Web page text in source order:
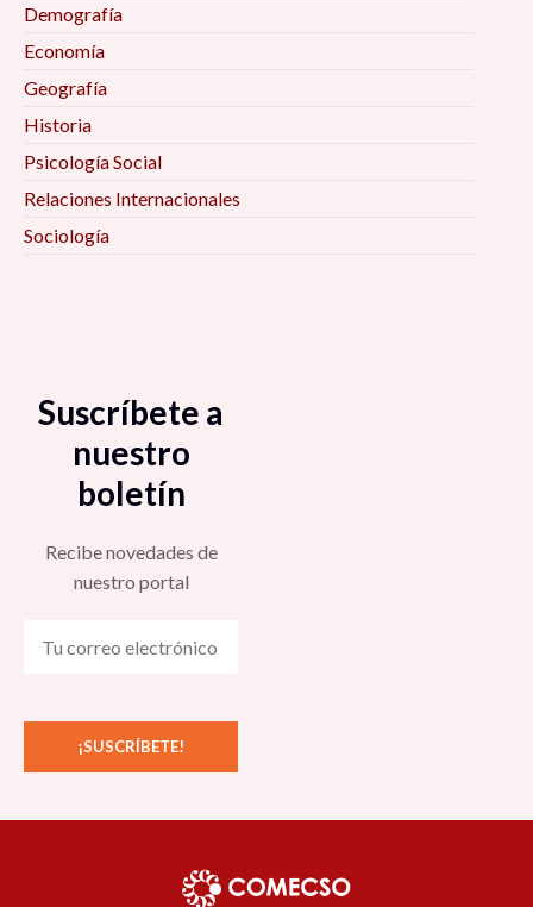
Demografía
Economía
Geografía
Historia
Psicología Social
Relaciones Internacionales
Sociología
Suscríbete a
nuestro
boletín
Recibe novedades de
nuestro portal